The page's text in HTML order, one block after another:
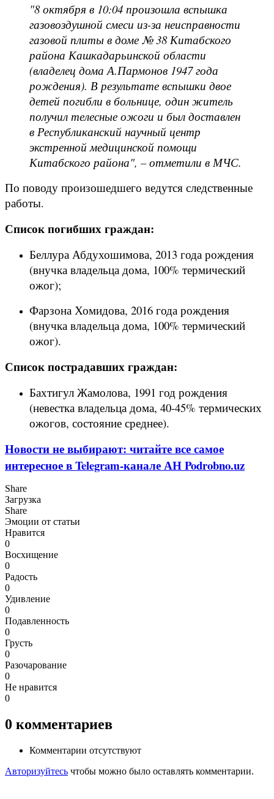
"8 октября в 10:04 произошла вспышка
газовоздушной смеси из-за неисправности
газовой плиты в доме № 38 Китабского
района Кашкадарьинской области
(владелец дома А.Пармонов 1947 года
рождения). В результате вспышки двое
детей погибли в больнице, один житель
получил телесные ожоги и был доставлен
в Республиканский научный центр
экстренной медицинской помощи
Китабского района", – отметили в МЧС.
По поводу произошедшего ведутся следственные
работы.
Список погибших граждан:
Беллура Абдухошимова, 2013 года рождения
(внучка владельца дома, 100% термический
ожог);
Фарзона Хомидова, 2016 года рождения
(внучка владельца дома, 100% термический
ожог).
Список пострадавших граждан:
Бахтигул Жамолова, 1991 год рождения
(невестка владельца дома, 40-45% термических
ожогов, состояние среднее).
Новости не выбирают: читайте все самое
интересное в Telegram-канале АН Podrobno.uz
Share
Загрузка
Share
Эмоции от статьи
Нравится
0
Восхищение
0
Радость
0
Удивление
0
Подавленность
0
Грусть
0
Разочарование
0
Не нравится
0
0 комментариев
Комментарии отсутствуют
Авторизуйтесь чтобы можно было оставлять комментарии.